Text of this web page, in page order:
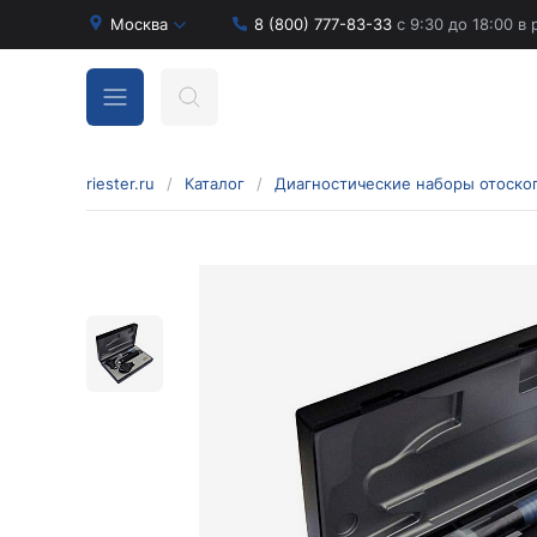
Москва 8 (800) 777-83-33 с 9:30 до 18:00 в
Бинокулярные лупы
Оголовья для бинокулярных луп
Диагностические наборы отоскопов и
Диагностические наборы de luxe
Диагностические наборы e-scope
Диагностические наборы Econom
riester.ru / Каталог /